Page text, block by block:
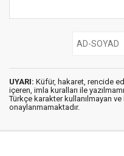
UYARI: Küfür, hakaret, rencide
içeren, imla kuralları ile
Türkçe karakter kullanılmayan
onaylanmamaktadır.